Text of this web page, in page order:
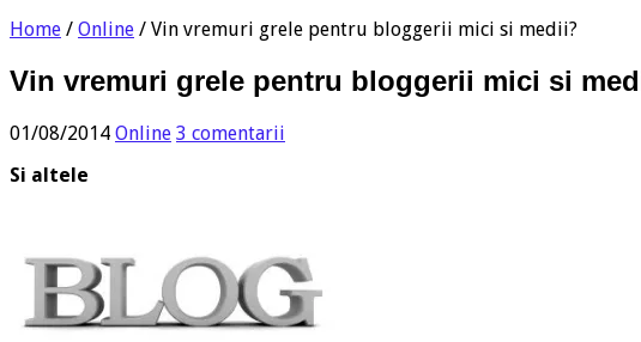
Home / Online / Vin vremuri grele pentru bloggerii mici si medii?
Vin vremuri grele pentru bloggerii mici si
01/08/2014 Online 3 comentarii
Si altele